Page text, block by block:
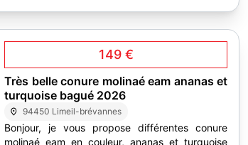
149 €
Très belle conure molinaé eam ananas et
turquoise bagué 2026
94450 Limeil-brévannes
Bonjour, je vous propose différentes conure
molinaé eam en couleur, ananas et turquoise